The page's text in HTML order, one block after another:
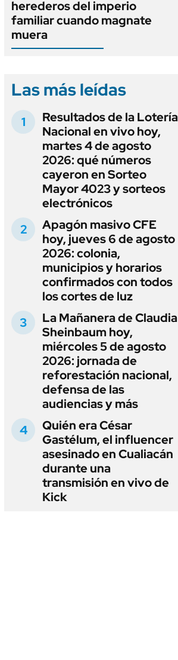
herederos del imperio
familiar cuando magnate
muera
Las más leídas
Resultados de la Lotería
Nacional en vivo hoy,
martes 4 de agosto
2026: qué números
cayeron en Sorteo
Mayor 4023 y sorteos
electrónicos
Apagón masivo CFE
hoy, jueves 6 de agosto
2026: colonia,
municipios y horarios
confirmados con todos
los cortes de luz
La Mañanera de Claudia
Sheinbaum hoy,
miércoles 5 de agosto
2026: jornada de
reforestación nacional,
defensa de las
audiencias y más
Quién era César
Gastélum, el influencer
asesinado en Cualiacán
durante una
transmisión en vivo de
Kick